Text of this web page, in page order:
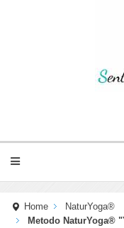
Home
NaturYoga®
Metodo NaturYoga®